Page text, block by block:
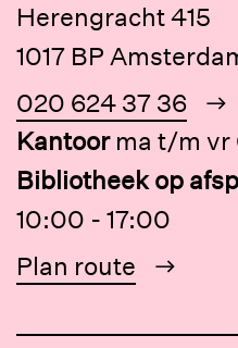
Herengracht 415
1017 BP
020 624 37 36
Kantoor ma t/m vr
Bibliotheek op
10:00 - 17:00
Plan route